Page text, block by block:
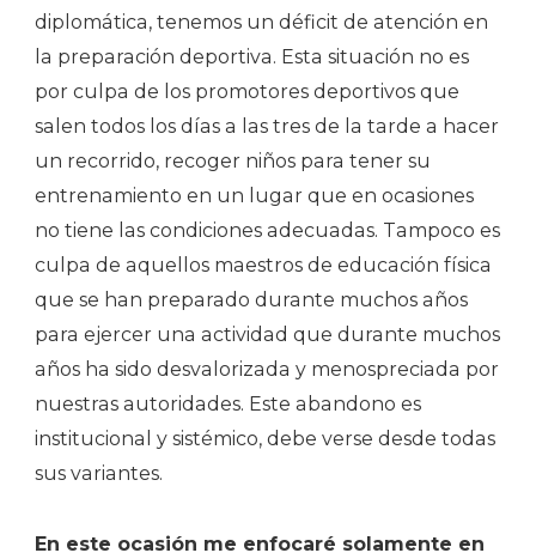
diplomática, tenemos un déficit de atención en
la preparación deportiva. Esta situación no es
por culpa de los promotores deportivos que
salen todos los días a las tres de la tarde a hacer
un recorrido, recoger niños para tener su
entrenamiento en un lugar que en ocasiones
no tiene las condiciones adecuadas. Tampoco es
culpa de aquellos maestros de educación física
que se han preparado durante muchos años
para ejercer una actividad que durante muchos
años ha sido desvalorizada y menospreciada por
nuestras autoridades. Este abandono es
institucional y sistémico, debe verse desde todas
sus variantes.
En este ocasión me enfocaré solamente en